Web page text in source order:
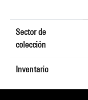
Sector de
colección
Inventario